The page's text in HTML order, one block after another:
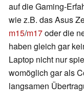
auf die Gaming-
wie z.B. das Asus
m15/m17oder die
haben gleich gar
Laptop nicht nur
womöglich gar als
langsamen